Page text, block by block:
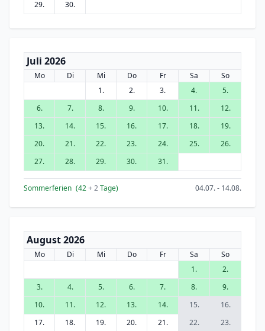
29. 30.
Juli 2026
Mo Di Mi Do Fr Sa
So
1.
2. 3. 4.
5.
6.
7. 8. 9. 10. 11.
12.
13.
14. 15. 16. 17. 18.
19.
20.
21. 22. 23. 24. 25.
26.
27.
28. 29. 30. 31.
Sommerferien (42+ 2Tage) 04.07. - 14.08.
August 2026
Mo Di Mi Do Fr Sa
So
1.
2.
3.
4. 5. 6. 7. 8.
9.
10.
11. 12. 13. 14. 15.
16.
17.
18. 19. 20. 21. 22.
23.